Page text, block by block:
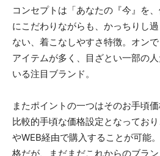
コンセプトは「あなたの『今』を
にこだわりながらも、かっちりし
ない、着こなしやすさ特徴。オン
アイテムが多く、目ざとい一部の
いる注目ブランド。
またポイントの一つはそのお手頃
比較的手頃な価格設定となってお
やWEB経由で購入することが可能
格だが、まだまだこれからのブラ